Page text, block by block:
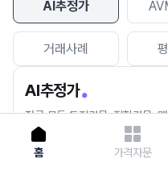
AI추정가
거래사례
AI추정가
전국 모든 토지건물, 집합건물,
세요.
홈 가격자문